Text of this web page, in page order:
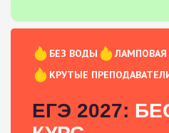
БЕЗ ВОДЫ
КРУТЫЕ
ЕГЭ 2027: